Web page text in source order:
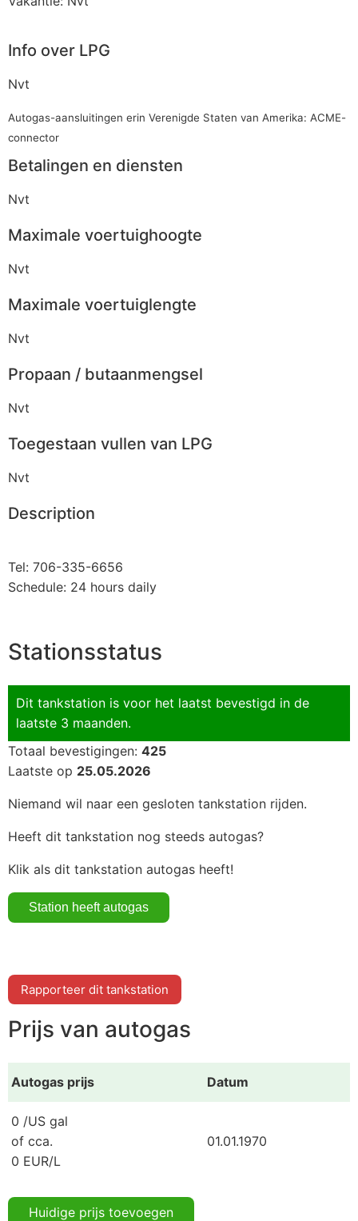
Info over LPG
Nvt
Autogas-aansluitingen erin Verenigde Staten van Amerika: ACME-
connector
Betalingen en diensten
Nvt
Maximale voertuighoogte
Nvt
Maximale voertuiglengte
Nvt
Propaan / butaanmengsel
Nvt
Toegestaan vullen van LPG
Nvt
Description
Tel: 706-335-6656
Schedule: 24 hours daily
Stationsstatus
Dit tankstation is voor het laatst bevestigd in de
laatste 3 maanden.
Totaal bevestigingen: 425
Laatste op 25.05.2026
Niemand wil naar een gesloten tankstation rijden.
Heeft dit tankstation nog steeds autogas?
Klik als dit tankstation autogas heeft!
Rapporteer dit tankstation
Prijs van autogas
Autogas prijs Datum
0 /US gal
of cca.
0 EUR/L
01.01.1970
Huidige prijs toevoegen